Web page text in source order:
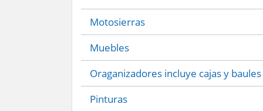
Motosierras
Muebles
Oraganizadores incluye cajas y baules
Pinturas